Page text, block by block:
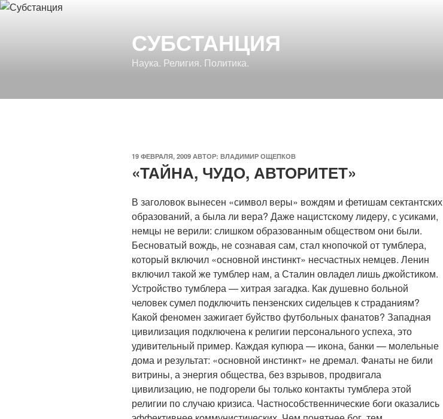
Перейти
СУБСТАНЦИЯ
Наука. Религия. Политика.
ОПУБЛИКОВАНО
19 ФЕВРАЛЯ, 2009 АВТОР: ВЛАДИМИР ОЩЕПКОВ
«ТАЙНА, ЧУДО, АВТОРИТЕТ»
В заголовок вынесен «символ веры» вождям и фетишам сектантских
образований, а была ли вера? Даже нацистскому лидеру, с усиками,
немцы не верили: слишком образованным обществом они были.
Бесноватый вождь, не сознавая сам, стал кнопочкой от тумблера,
который включил «основной инстинкт» несчастных немцев. Ленин
включил такой же тумблер нам, а Сталин овладел лишь джойстиком.
Устройство тумблера — хитрая загадка. Как душевно больной
человек сумел подключить пензенских сидельцев к страданиям?
Какой феномен зажигает буйство футбольных фанатов? Западная
цивилизация подключена к религии персонального успеха, это
удивительный пример. Каждая купюра — икона, банки — молельные
дома и результат: «основной инстинкт» не дремал. Фанаты не били
витрины, а энергия общества, без взрывов, продвигала
цивилизацию, не подгорели бы только контакты тумблера этой
религии по случаю кризиса. Частнособственнические боги оказались